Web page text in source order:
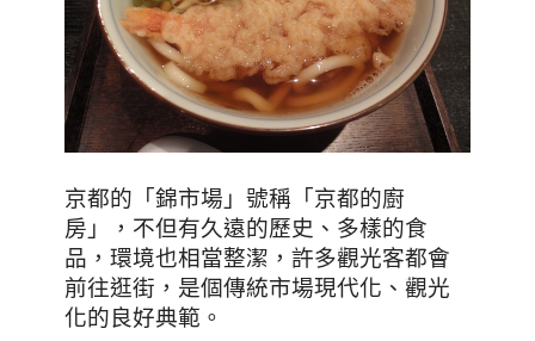
京都的「錦市場」號稱「京都的廚
房」，不但有久遠的歷史、多樣的食
品，環境也相當整潔，許多觀光客都會
前往逛街，是個傳統市場現代化、觀光
化的良好典範。